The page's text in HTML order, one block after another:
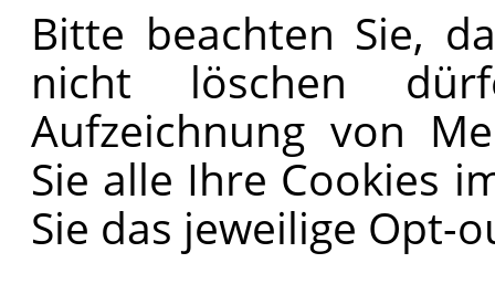
Bitte beachten Sie,
nicht löschen
Aufzeichnung von
Sie alle Ihre Cookies
Sie das jeweilige Opt-